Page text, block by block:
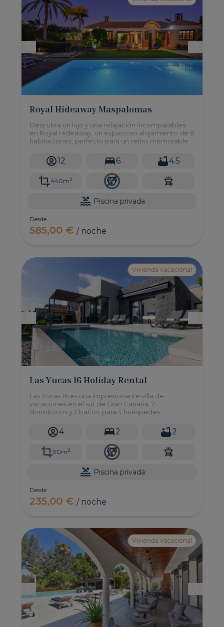
Royal Hideaway Maspalomas
Descubra un lujo y una relajación incomparables
en Royal Hideaway, un espacioso alojamiento de 6
habitaciones, perfecto para un retiro memorable
huéspedes cómodamente, este impresionante
alquiler de vacaciones ofrece todas las
comodidades del hogar y más.
12 6 4.5
440m2
Piscina privada
Desde
585,00 €/ noche
Vivienda vacacional
Las Yucas 16 Holiday Rental
Las Yucas 16 es una impresionante villa de
vacaciones en el sur de Gran Canaria; 2
dormitorios y 2 baños, para 4 huéspedes.
4 2 2
90m2
Piscina privada
Desde
235,00 €/ noche
Vivienda vacacional